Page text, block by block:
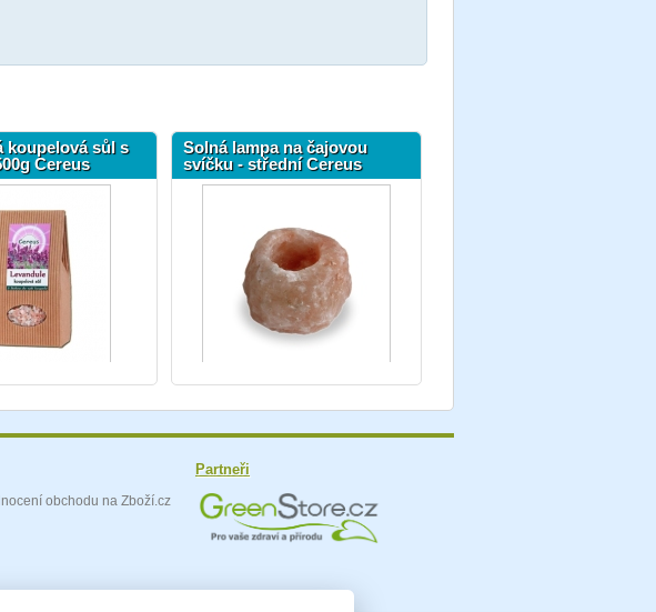
koupelová sůl s
Cereus
Solná lampa na čajovou
svíčku - střední Cereus
Partneři